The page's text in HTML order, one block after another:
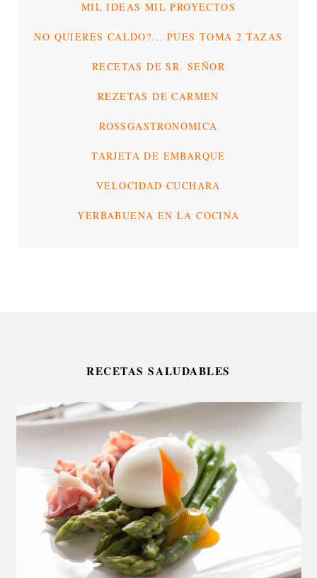
MIL IDEAS MIL PROYECTOS
NO QUIERES CALDO?... PUES TOMA 2 TAZAS
RECETAS DE SR. SEÑOR
REZETAS DE CARMEN
ROSSGASTRONÓMICA
TARJETA DE EMBARQUE
VELOCIDAD CUCHARA
YERBABUENA EN LA COCINA
RECETAS SALUDABLES